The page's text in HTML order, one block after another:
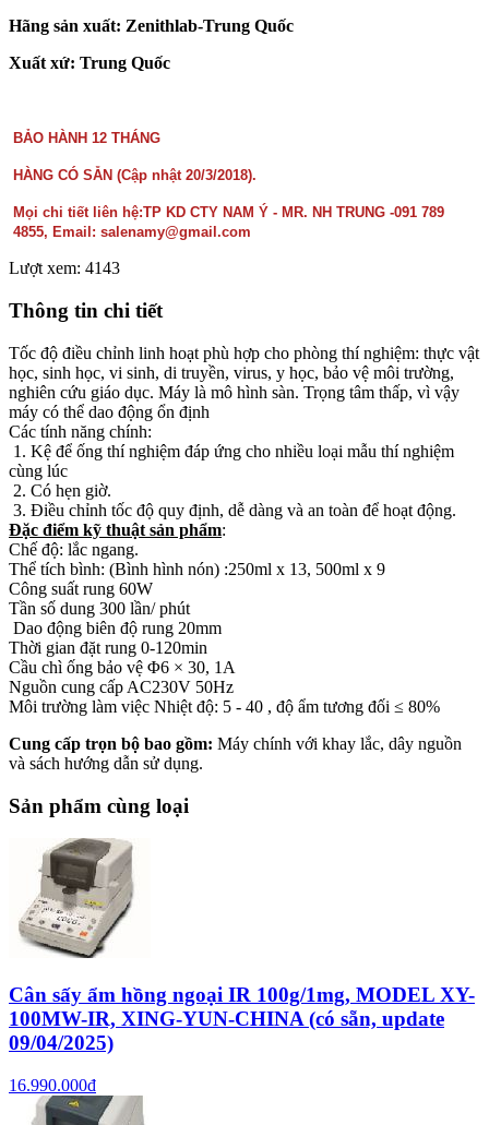
Hãng sản xuất: Zenithlab-Trung Quốc
Xuất xứ: Trung Quốc
BẢO HÀNH 12 THÁNG
HÀNG CÓ SẴN (Cập nhật 20/3/2018).
Mọi chi tiết liên hệ:TP KD CTY NAM Ý - MR. NH TRUNG -091 789
4855, Email: salenamy@gmail.com
Lượt xem: 4143
Thông tin chi tiết
Tốc độ điều chỉnh linh hoạt phù hợp cho phòng thí nghiệm: thực vật
học, sinh học, vi sinh, di truyền, virus, y học, bảo vệ môi trường,
nghiên cứu giáo dục. Máy là mô hình sàn. Trọng tâm thấp, vì vậy
máy có thể dao động ổn định
Các tính năng chính:
1. Kệ để ống thí nghiệm đáp ứng cho nhiều loại mẫu thí nghiệm
cùng lúc
2. Có hẹn giờ.
3. Điều chỉnh tốc độ quy định, dễ dàng và an toàn để hoạt động.
Đặc điểm kỹ thuật sản phẩm:
Chế độ: lắc ngang.
Thể tích bình: (Bình hình nón) :250ml x 13, 500ml x 9
Công suất rung 60W
Tần số dung 300 lần/ phút
Dao động biên độ rung 20mm
Thời gian đặt rung 0-120min
Cầu chì ống bảo vệ Φ6 × 30, 1A
Nguồn cung cấp AC230V 50Hz
Môi trường làm việc Nhiệt độ: 5 - 40 , độ ẩm tương đối ≤ 80%
Cung cấp trọn bộ bao gồm: Máy chính với khay lắc, dây nguồn
và sách hướng dẫn sử dụng.
Sản phẩm cùng loại
Cân sấy ẩm hồng ngoại IR 100g/1mg, MODEL XY-
100MW-IR, XING-YUN-CHINA (có sẵn, update
09/04/2025)
16.990.000đ